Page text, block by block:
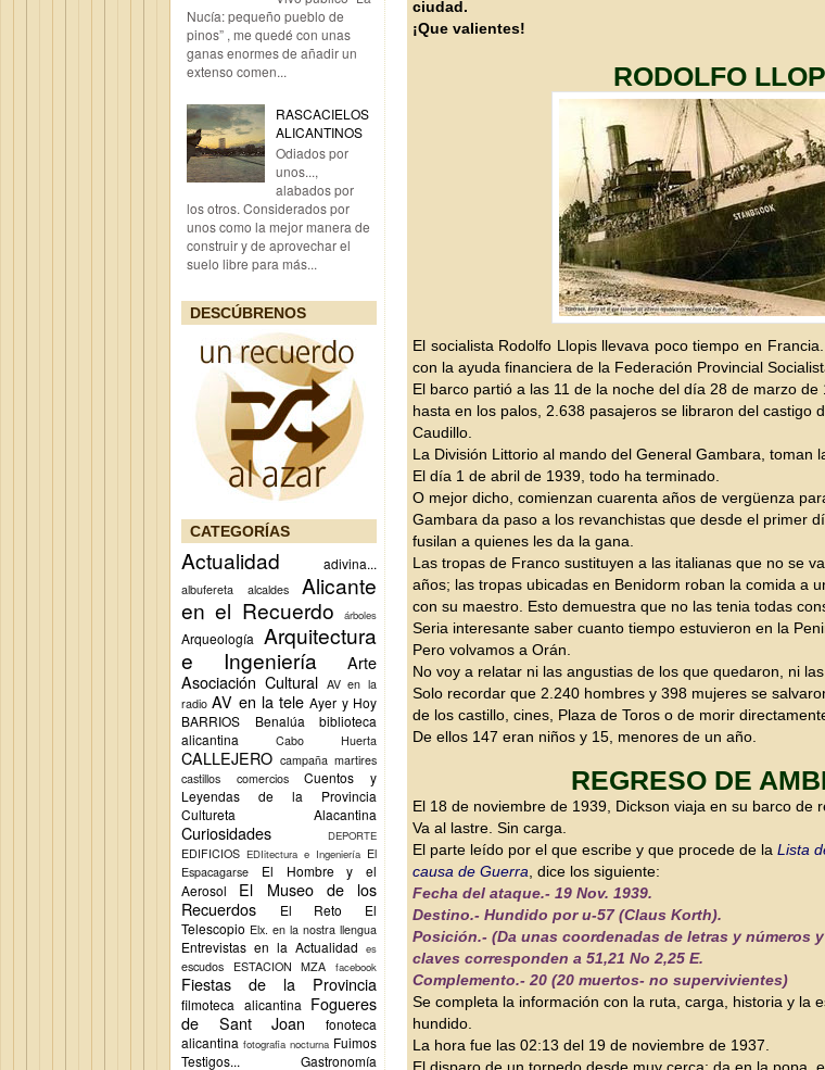
Nucía: pequeño pueblo de
pinos” , me quedé con unas
ganas enormes de añadir un
extenso comen...
RASCACIELOS
ALICANTINOS
Odiados por
unos...,
alabados por
los otros. Considerados por
unos como la mejor manera de
construir y de aprovechar el
suelo libre para más...
DESCÚBRENOS
CATEGORÍAS
Actualidad adivina...
albufereta alcaldes
Alicante
en el Recuerdo
árboles
Arqueología Arquitectura
e Ingeniería
Arte
Asociación Cultural AV en la
radio AV en la tele Ayer y Hoy
BARRIOS
Benalúa
biblioteca
alicantina
Cabo Huerta
CALLEJERO campaña martires
castillos
comercios
Cuentos y
Leyendas de la Provincia
Cultureta Alacantina
Curiosidades DEPORTE
EDIFICIOS EDIitectura e Ingeniería El
Espacagarse
El Hombre y el
Aerosol
El Museo de los
Recuerdos
El Reto
El
Telescopio Elx. en la nostra llengua
Entrevistas en la Actualidad es
escudos ESTACION MZA facebook
Fiestas de la Provincia
filmoteca alicantina Fogueres
de Sant Joan
fonoteca
alicantina fotografia nocturna Fuimos
Testigos...
Gastronomía
ciudad.
¡Que valientes!
RODOLFO
El socialista Rodolfo Llopis llevava poco tiempo en
con la ayuda financiera de la Federación Provincial
El barco partió a las 11 de la noche del día 28 de marzo
hasta en los palos, 2.638 pasajeros se libraron del castigo
Caudillo.
La División Littorio al mando del General Gambara, toman
El día 1 de abril de 1939, todo ha terminado.
O mejor dicho, comienzan cuarenta años de vergüenza
Gambara da paso a los revanchistas que desde el primer
fusilan a quienes les da la gana.
Las tropas de Franco sustituyen a las italianas que no se
años; las tropas ubicadas en Benidorm roban la comida a
con su maestro. Esto demuestra que no las tenia todas
Seria interesante saber cuanto tiempo estuvieron en la
Pero volvamos a Orán.
No voy a relatar ni las angustias de los que quedaron, ni
Solo recordar que 2.240 hombres y 398 mujeres se
de los castillo, cines, Plaza de Toros o de morir
De ellos 147 eran niños y 15, menores de un año.
REGRESO DE
El 18 de noviembre de 1939, Dickson viaja en su barco de
Va al lastre. Sin carga.
El parte leído por el que escribe y que procede de la Lista
causa de Guerra , dice los siguiente:
Fecha del ataque.- 19 Nov. 1939.
Destino.- Hundido por u-57 (Claus Korth).
Posición.- (Da unas coordenadas de letras y números
claves corresponden a 51,21 No 2,25 E.
Complemento.- 20 (20 muertos- no supervivientes)
Se completa la información con la ruta, carga, historia y la
hundido.
La hora fue las 02:13 del 19 de noviembre de 1937.